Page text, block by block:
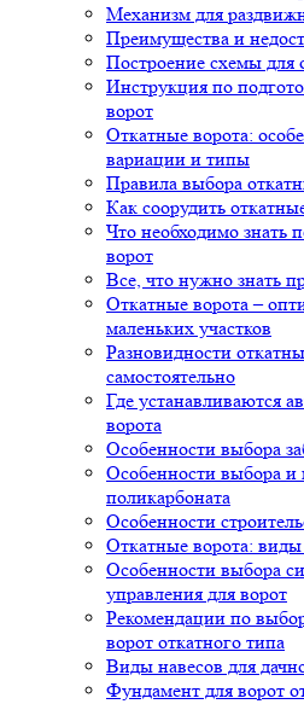
Механизм для
Преимущества и
Построение схемы для
Инструкция по
ворот
Откатные ворота:
вариации и типы
Правила выбора
Как соорудить
Что необходимо знать
ворот
Все, что нужно знать
Откатные ворота –
маленьких участков
Разновидности
самостоятельно
Где устанавливаются
ворота
Особенности выбора
Особенности выбора и
поликарбоната
Особенности
Откатные ворота:
Особенности выбора
управления для ворот
Рекомендации по
ворот откатного типа
Виды навесов для
Фундамент для ворот